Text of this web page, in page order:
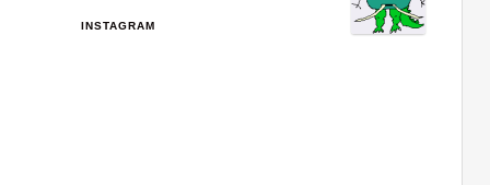
INSTAGRAM